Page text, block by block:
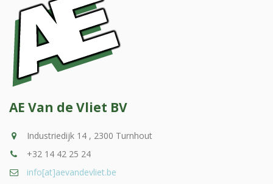
AE Van de Vliet BV
Industriedijk 14 , 2300 Turnhout
+32 14 42 25 24
info[at]aevandevliet.be